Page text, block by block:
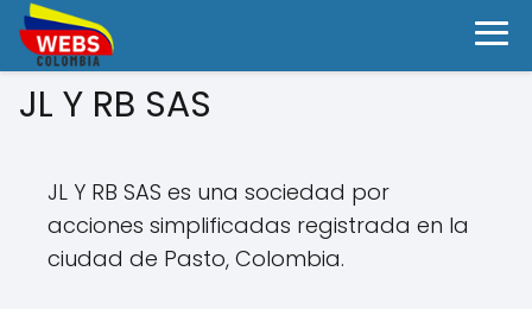
JL Y RB SAS
JL Y RB SAS es una sociedad por
acciones simplificadas registrada en la
ciudad de Pasto, Colombia.